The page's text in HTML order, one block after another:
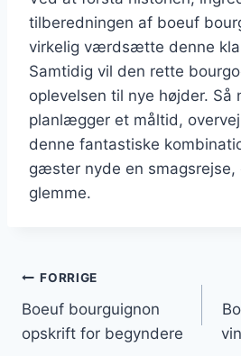
tilberedningen af boeuf
virkelig værdsætte denne
Samtidig vil den rette
oplevelsen til nye højder.
planlægger et måltid,
denne fantastiske
gæster nyde en smagsrejse,
glemme.
Indlægsnavigation
FORRIGE
Boeuf bourguignon
opskrift for begyndere